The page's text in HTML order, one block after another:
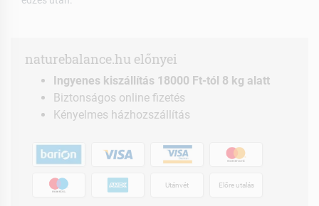
naturebalance.hu előnyei
Ingyenes kiszállítás 18000 Ft-tól 8 kg alatt
Biztonságos online fizetés
Kényelmes házhozszállítás
Utánvét Előre utalás